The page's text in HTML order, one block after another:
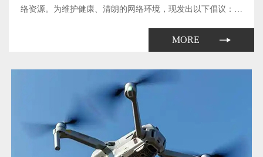
络资源。为维护健康、清朗的网络环境，现发出以下倡议：
要多方查证，不随意转发未经证实的信息；提高自身的媒介素
MORE